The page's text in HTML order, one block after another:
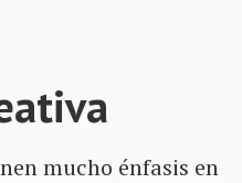
mucho énfasis en